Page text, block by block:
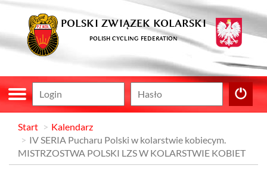
POLSKI ZWIĄZEK KOLARSKI
POLISH CYCLING FEDERATION
Start
Kalendarz
IV SERIA Pucharu Polski w kolarstwie kobiecym.
MISTRZOSTWA POLSKI LZS W KOLARSTWIE KOBIET